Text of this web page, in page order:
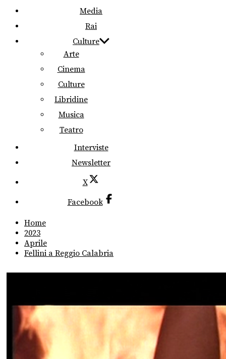
Media
Rai
Culture
Arte
Cinema
Culture
Libridine
Musica
Teatro
Interviste
Newsletter
X
Facebook
Home
2023
Aprile
Fellini a Reggio Calabria